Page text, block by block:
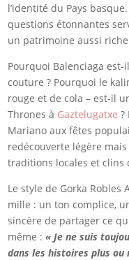
l’identité du Pays
questions étonnantes
un patrimoine aussi riche
Pourquoi Balenciaga
couture ? Pourquoi le
rouge et de cola – est-il
Thrones à Gaztelugatxe ?
Mariano aux fêtes
redécouverte légère
traditions locales et clins
Le style de Gorka
mille : un ton complice,
sincère de partager ce
même :« Je ne suis
dans les histoires plus